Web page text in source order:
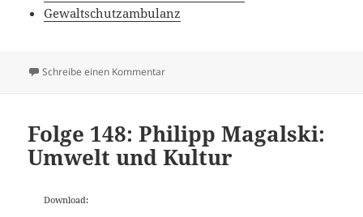
Gewaltschutzambulanz
Schreibe einen Kommentarzu Folge 150: Innere Sicherheit
Folge 148: Philipp Magalski:
Umwelt und Kultur
Download: